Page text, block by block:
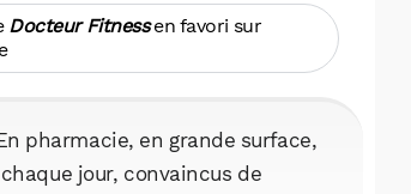
Docteur Fitnessen favori sur
pharmacie, en grande surface,
jour, convaincus de